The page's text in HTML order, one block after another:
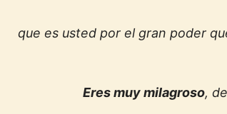
que es usted por el gran poder
Eres muy milagroso,